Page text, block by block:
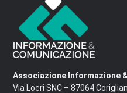
Associazione Informazione
Via Locri SNC – 87064